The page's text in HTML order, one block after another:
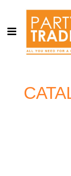
Open menu